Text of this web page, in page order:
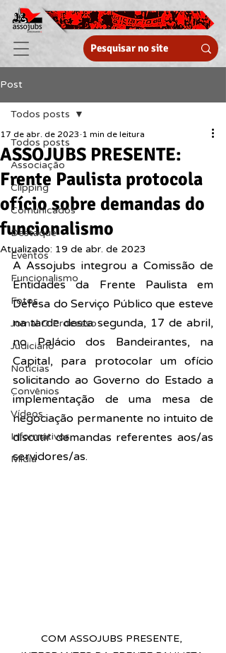
Post
Todos posts
Associação
Clipping
Comunicados
Destaque
Eventos
Funcionalismo
Fotos
Jornal O Processo
Judiciário
Notícias
Convênios
Vídeos
Informativos
Midia
Todos posts
ASSOJUBS PRESENTE:
Frente Paulista protocola
ofício sobre demandas do
funcionalismo
17 de abr. de 2023 1 min de leitura
Atualizado: 19 de abr. de 2023
A Assojubs integrou a Comissão de
Entidades da Frente Paulista em
Defesa do Serviço Público que esteve
na tarde desta segunda, 17 de abril,
no Palácio dos Bandeirantes, na
Capital, para protocolar um ofício
solicitando ao Governo do Estado a
implementação de uma mesa de
negociação permanente no intuito de
discutir demandas referentes aos/as
servidores/as.
COM ASSOJUBS PRESENTE,